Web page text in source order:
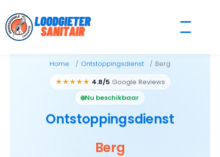
to
content
Home Ontstoppingsdienst Berg
★★★★★ 4.8/5 Google Reviews
Nu beschikbaar
Ontstoppingsdienst
Berg